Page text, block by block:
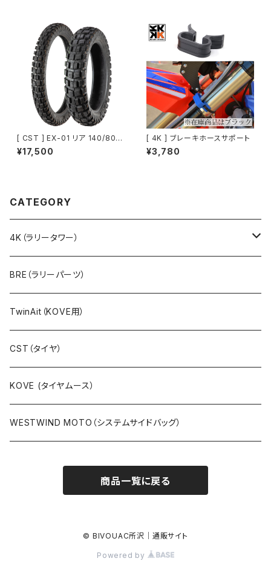
[ CST ] EX-01 リア 140/80-1
8 70R TL| KOVE 450RALLY
/ 800X RALLY 純正タイヤ
¥17,500
[ 4K ] ブレーキホースサポート
¥3,780
CATEGORY
4K（ラリータワー）
ラリーキット（ステムマウント）
アルミ製
カーボン製
ラリーキットPRO（フレームマウント）
ラリーキットCNC（フレームマウント）
キットラリー（ステムマウント）
パーツ等
BRE（ラリーパーツ）
TwinAit（KOVE用）
CST（タイヤ）
KOVE (タイヤムース）
WESTWIND MOTO（システムサイドバッグ）
商品一覧に戻る
© BIVOUAC所沢｜通販サイト
Powered by